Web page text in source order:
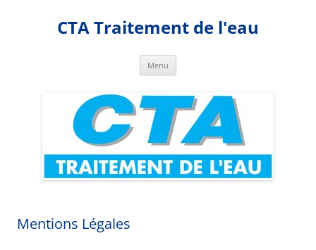
CTA Traitement de l'eau
Menu
Mentions Légales